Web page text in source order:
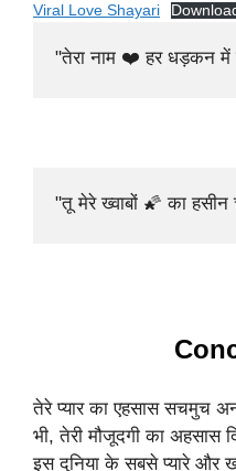
Viral Love Shayari
"तेरा नाम ❤️ हर धड़कन में
"तू मेरे ख्वाबों 🌠 का
तेरे प्यार का एहसास सचमुच
भी, तेरी मौजूदगी का अहसास
इस दुनिया के सबसे प्यारे और